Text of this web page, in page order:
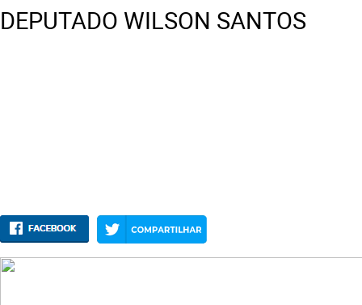
DEPUTADO WILSON SANTOS